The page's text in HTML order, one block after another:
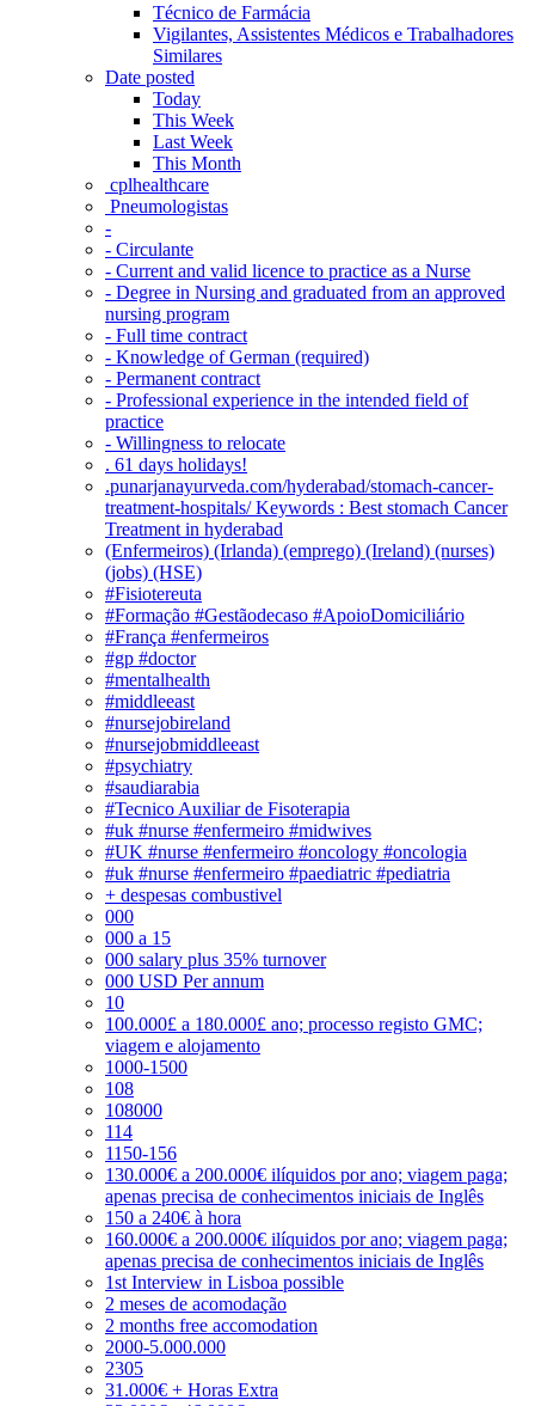
Técnico de Farmácia
Vigilantes, Assistentes Médicos e Trabalhadores
Similares
Date posted
Today
This Week
Last Week
This Month
‎ cplhealthcare‬
Pneumologistas
-
- Circulante
- Current and valid licence to practice as a Nurse
- Degree in Nursing and graduated from an approved
nursing program
- Full time contract
- Knowledge of German (required)
- Permanent contract
- Professional experience in the intended field of
practice
- Willingness to relocate
. 61 days holidays!
.punarjanayurveda.com/hyderabad/stomach-cancer-
treatment-hospitals/ Keywords : Best stomach Cancer
Treatment in hyderabad
(Enfermeiros) (Irlanda) (emprego) (Ireland) (nurses)
(jobs) (HSE)
#Fisiotereuta
#Formação #Gestãodecaso #ApoioDomiciliário
#França #enfermeiros
#gp #doctor
#mentalhealth
#middleeast
#nursejobireland
#nursejobmiddleeast
#psychiatry
#saudiarabia
#Tecnico Auxiliar de Fisoterapia
#uk #nurse #enfermeiro #midwives
#UK #nurse #enfermeiro #oncology #oncologia
#uk #nurse #enfermeiro #paediatric #pediatria
+ despesas combustivel
000
000 a 15
000 salary plus 35% turnover
000 USD Per annum
10
100.000£ a 180.000£ ano; processo registo GMC;
viagem e alojamento
1000-1500
108
108000
114
1150-156
130.000€ a 200.000€ ilíquidos por ano; viagem paga;
apenas precisa de conhecimentos iniciais de Inglês
150 a 240€ à hora
160.000€ a 200.000€ ilíquidos por ano; viagem paga;
apenas precisa de conhecimentos iniciais de Inglês
1st Interview in Lisboa possible
2 meses de acomodação
2 months free accomodation
2000-5.000.000
2305
31.000€ + Horas Extra